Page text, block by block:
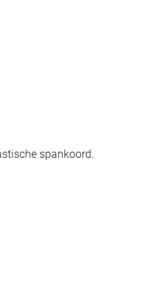
spankoord.